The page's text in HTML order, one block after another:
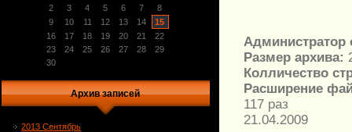
2
3 4 5 6 7
8
9
10 11 12 13 14
15
16
17 18 19 20 21
22
23
24 25 26 27 28
29
30
Архив записей
2013 Сентябрь
Администратор
Размер архива:
Колличество
Расширение
117 раз
21.04.2009